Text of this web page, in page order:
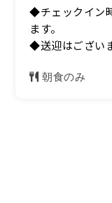
◆チェックイン
ます。
◆送迎はござい
朝食のみ